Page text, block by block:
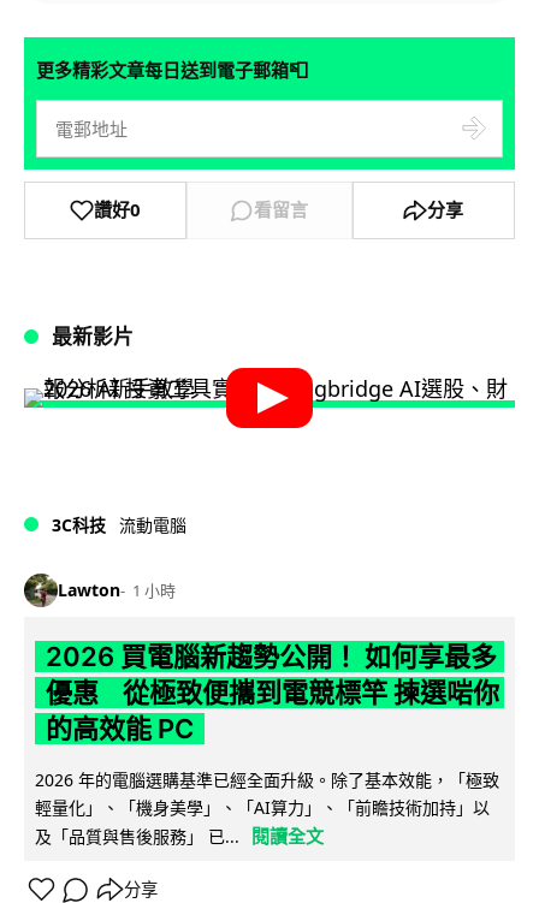
更多精彩文章每日送到電子郵箱📮
讚好0 看留言 分享
最新影片
3C科技 流動電腦
Lawton 1 小時
2026 買電腦新趨勢公開！ 如何享最多
優惠 從極致便攜到電競標竿 揀選啱你
的高效能 PC
2026 年的電腦選購基準已經全面升級。除了基本效能，「極致
輕量化」、「機身美學」、「AI算力」、「前瞻技術加持」以
及「品質與售後服務」 已...
閱讀全文
分享